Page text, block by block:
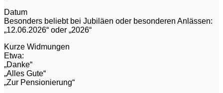
Datum
Besonders beliebt bei Jubiläen oder besonderen Anlässen:
„12.06.2026“ oder „2026“
Kurze Widmungen
Etwa:
„Danke“
„Alles Gute“
„Zur Pensionierung“